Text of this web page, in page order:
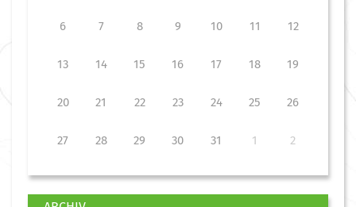
6 7 8 9 10 11 12
13 14 15 16 17 18 19
20 21 22 23 24 25 26
27 28 29 30 31 1 2